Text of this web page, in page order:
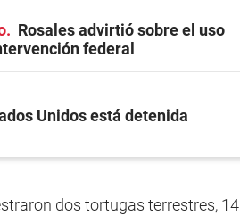
Rosales advirtió sobre el uso
federal
Unidos está detenida
dos tortugas terrestres, 14